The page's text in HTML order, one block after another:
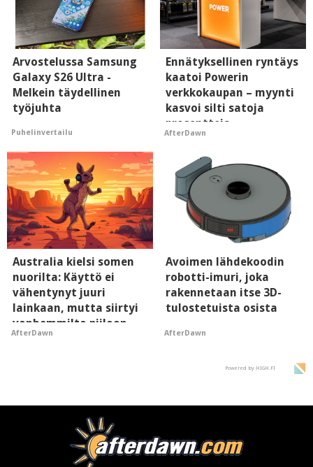
Arvostelussa Samsung
Galaxy S26 Ultra -
Melkein täydellinen
työjuhta
Puhelinvertailu
Ennätyksellinen ryntäys
kaatoi Powerin
verkkokaupan – myynti
kasvoi silti satoja
prosentteja
AfterDawn
Australia kielsi somen
nuorilta: Käyttö ei
vähentynyt juuri
lainkaan, mutta siirtyi
vanhemmilta piiloon
AfterDawn
Avoimen lähdekoodin
robotti-imuri, joka
rakennetaan itse 3D-
tulostetuista osista
AfterDawn
Powered by HIGH.FI